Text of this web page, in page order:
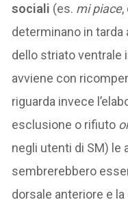
sociali (es. mi piace,
determinano in tarda
dello striato ventrale
avviene con
riguarda invece
esclusione o rifiuto
negli utenti di SM) le
sembrerebbero
dorsale anteriore e